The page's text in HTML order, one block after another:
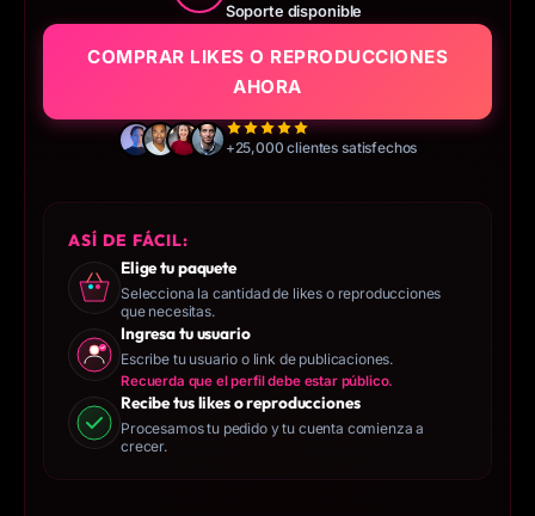
Soporte disponible
COMPRAR LIKES O REPRODUCCIONES
AHORA
+25,000 clientes satisfechos
ASÍ DE FÁCIL:
Elige tu paquete
Selecciona la cantidad de likes o reproducciones
que necesitas.
Ingresa tu usuario
Escribe tu usuario o link de publicaciones.
Recuerda que el perfil debe estar público.
Recibe tus likes o reproducciones
Procesamos tu pedido y tu cuenta comienza a
crecer.